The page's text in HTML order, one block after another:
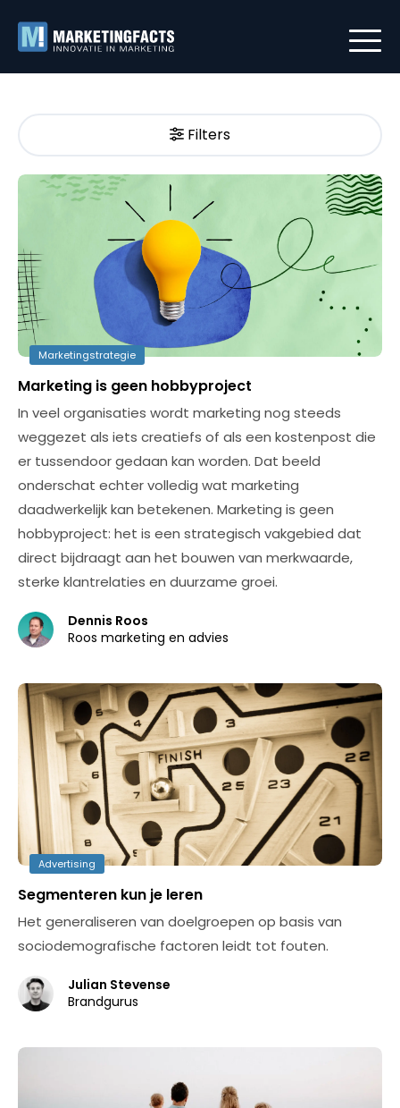
Filters
Marketingstrategie
Marketing is geen hobbyproject
In veel organisaties wordt marketing nog steeds
weggezet als iets creatiefs of als een kostenpost die
er tussendoor gedaan kan worden. Dat beeld
onderschat echter volledig wat marketing
daadwerkelijk kan betekenen. Marketing is geen
hobbyproject: het is een strategisch vakgebied dat
direct bijdraagt aan het bouwen van merkwaarde,
sterke klantrelaties en duurzame groei.
Dennis Roos
Roos marketing en advies
Advertising
Segmenteren kun je leren
Het generaliseren van doelgroepen op basis van
sociodemografische factoren leidt tot fouten.
Julian Stevense
Brandgurus